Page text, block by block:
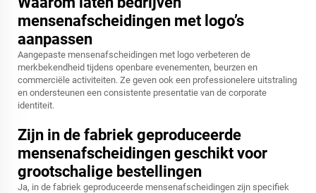
mensenafscheidingen met logo’s
aanpassen
Aangepaste mensenafscheidingen met logo verbeteren de
merkbekendheid tijdens openbare evenementen, beurzen en
commerciële activiteiten. Ze geven ook een professionelere uitstraling
en ondersteunen een consistente presentatie van de corporate
identiteit.
Zijn in de fabriek geproduceerde
mensenafscheidingen geschikt voor
grootschalige bestellingen
Ja, in de fabriek geproduceerde mensenafscheidingen zijn specifiek